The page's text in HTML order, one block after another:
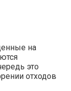
на
это
отходов